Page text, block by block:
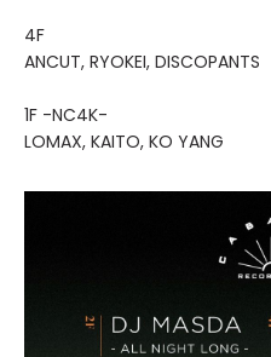
4F
ANCUT, RYOKEI, DISCOPANTS
1F -NC4K-
LOMAX, KAITO, KO YANG